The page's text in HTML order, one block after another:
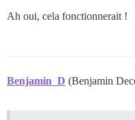
Ah oui, cela fonctionnerait !
Benjamin_D (Benjamin